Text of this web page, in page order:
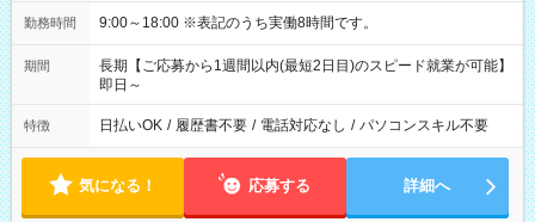
勤務時間 9:00～18:00 ※表記のうち実働8時間です。
期間
長期【ご応募から1週間以内(最短2日目)のスピード就業が可能】
即日～
特徴 日払いOK / 履歴書不要 / 電話対応なし / パソコンスキル不要
気になる！ 応募する 詳細へ